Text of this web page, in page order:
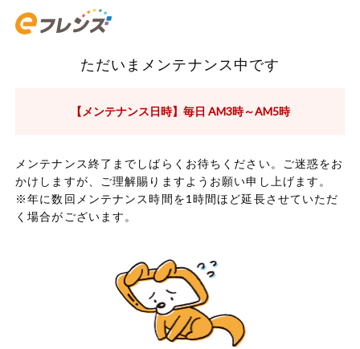
ただいまメンテナンス中です
【メンテナンス日時】毎日 AM3時～AM5時
メンテナンス終了までしばらくお待ちください。ご迷惑をお
かけしますが、ご理解賜りますようお願い申し上げます。
※年に数回メンテナンス時間を1時間ほど延長させていただ
く場合がございます。